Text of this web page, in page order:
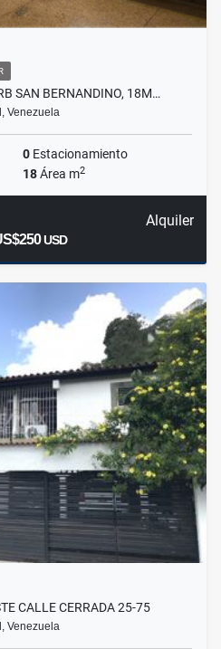
SAN BERNANDINO, 18M…
Venezuela
0 Estacionamiento
18Área m2
Alquiler
USD
CALLE CERRADA 25-75
Venezuela